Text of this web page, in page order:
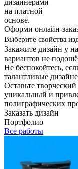
на платной
основе.
Оформи онлайн-
Выберите свойства
Закажите дизайн у
вариантов не
Не беспокойтесь,
талантливые
Оставьте
уникальный и
полиграфических
Заказать дизайн
Портфолио
Все работы